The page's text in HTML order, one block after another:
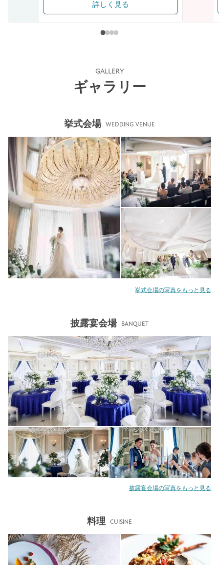
詳しく見る
GALLERY
ギャラリー
挙式会場 WEDDING VENUE
挙式会場の写真をもっと見る
披露宴会場 BANQUET
披露宴会場の写真をもっと見る
料理 CUISINE